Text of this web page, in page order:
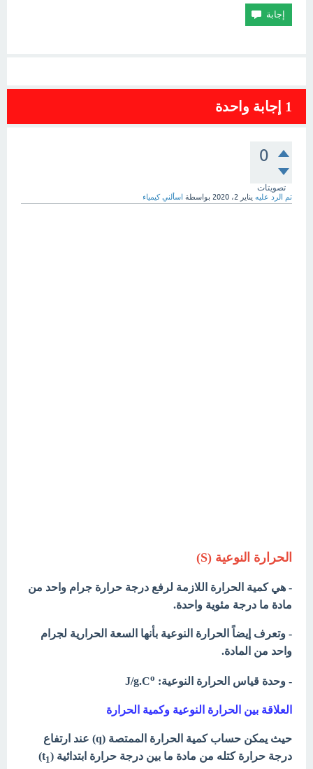
1 إجابة واحدة
0
تصويتات
تم الرد عليه يناير 2، 2020 بواسطة اسألني كيمياء
الحرارة النوعیة (S)
- هي كمیة الحرارة اللازمة لرفع درجة حرارة جرام واحد من
مادة ما درجة مئویة واحدة.
- وتعرف إيضاً الحرارة النوعیة بأنھا السعة الحرارية لجرام
واحد من المادة.
- وحدة قياس الحرارة النوعية: J/g.C o
العلاقة بين الحرارة النوعية وكمية الحرارة
حیث یمكن حساب كمیة الحرارة الممتصة (q) عند ارتفاع
درجة حرارة كتله من مادة ما بين درجة حرارة ابتدائية (t1
)